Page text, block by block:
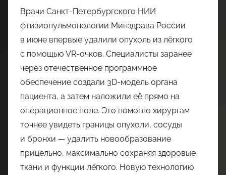
Врачи Санкт-Петербургского НИИ
фтизиопульмонологии Минздрава России
в июне впервые удалили опухоль из лёгкого
с помощью VR-очков. Специалисты заранее
через отечественное программное
обеспечение создали 3D-модель органа
пациента, а затем наложили её прямо на
операционное поле. Это помогло хирургам
точнее увидеть границы опухоли, сосуды
и бронхи — удалить новообразование
прицельно, максимально сохраняя здоровые
ткани и функции лёгкого. Новую технологию